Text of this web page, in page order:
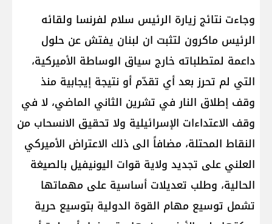
وجاءت نتائج زيارة الرئيس سلام لفرنسا ولقائه
الرئيس ماكرون لتثبت ان لبنان يفتش عن حلول
داعمة لمتطلباته خارج سياق الوساطة الأميركية،
التي لم تحرز بعد أي تقدّم أو نتيجة إيجابية منذ
وقف إطلاق النار في تشرين الثاني الماضي، لا في
وقف الاعتداءات الإسرائيلية ولا تحقيق الانسحاب من
النقاط المحتلة، مضافاً الى ذلك الاعتراض الأميركي
العلني على تجديد ولاية قوات اليونيفيل بالصيغة
الحالية، وطلب تعديلات أساسية على مهماتها
تشمل توسيع مهام القوة الدولية بتوسيع حرية